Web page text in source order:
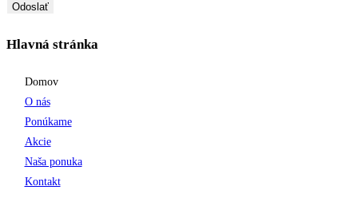
Odoslať
Hlavná stránka
Domov
O nás
Ponúkame
Akcie
Naša ponuka
Kontakt